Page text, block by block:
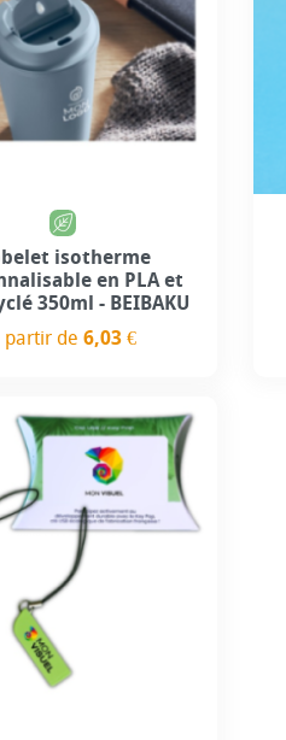
isotherme
en PLA et
350ml - BEIBAKU
partir de6,03 €